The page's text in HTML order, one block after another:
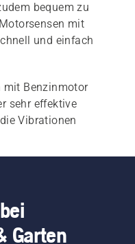
bequem zu
mit
und einfach
mit Benzinmotor
sehr effektive
Vibrationen
und
an.
Garten